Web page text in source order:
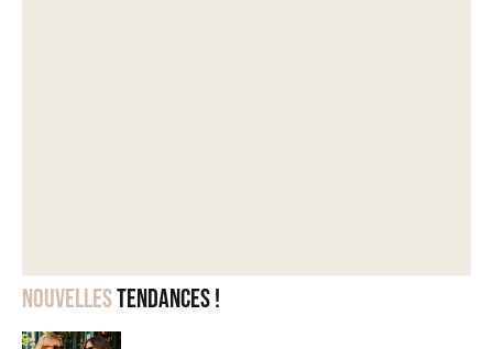
Nouvellestendances !